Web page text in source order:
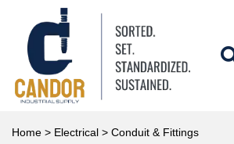
Home > Electrical > Conduit & Fittings